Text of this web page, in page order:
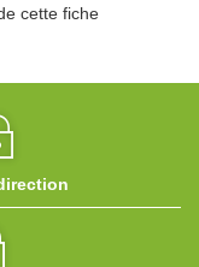
cette fiche